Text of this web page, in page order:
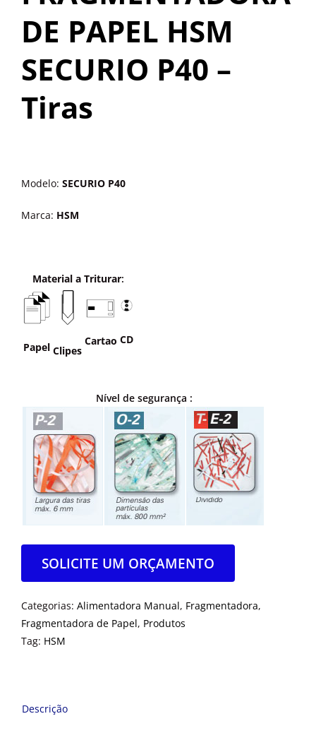
DE PAPEL HSM
SECURIO P40 –
Tiras
Modelo: SECURIO P40
Marca: HSM
Material a Triturar:
Papel Clipes
Cartao CD
Nível de segurança :
SOLICITE UM ORÇAMENTO
Categorias: Alimentadora Manual, Fragmentadora,
Fragmentadora de Papel, Produtos
Tag: HSM
Descrição